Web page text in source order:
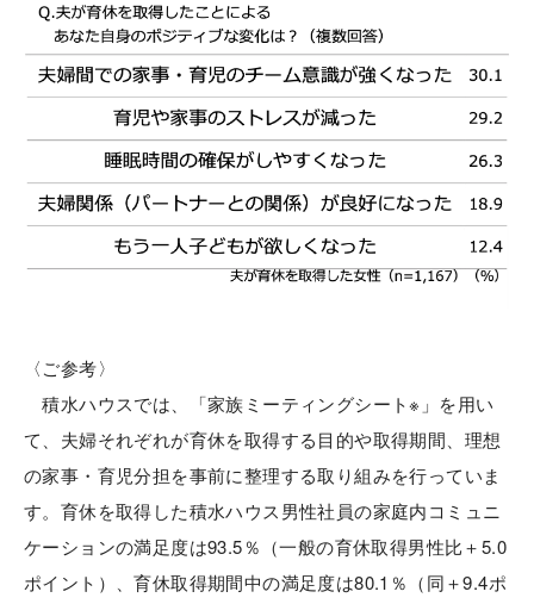
〈ご参考〉
積水ハウスでは、「家族ミーティングシート※」を用い
て、夫婦それぞれが育休を取得する目的や取得期間、理想
の家事・育児分担を事前に整理する取り組みを行っていま
す。育休を取得した積水ハウス男性社員の家庭内コミュニ
ケーションの満足度は93.5％（一般の育休取得男性比＋5.0
ポイント）、育休取得期間中の満足度は80.1％（同＋9.4ポ